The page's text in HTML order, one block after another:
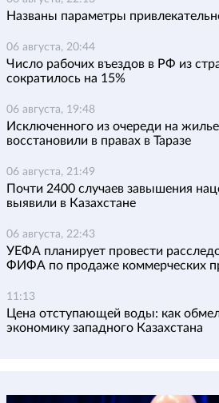
Названы параметры
06 августа, 20:44
Число рабочих въездов в РФ из
сократилось на 15%
06 августа, 19:48
Исключенного из очереди на
восстановили в правах в Таразе
06 августа, 21:49
Почти 2400 случаев завышения
выявили в Казахстане
06 августа, 22:43
УЕФА планирует провести
ФИФА по продаже коммерческих
11:13
Цена отступающей воды: как
экономику западного Казахстана